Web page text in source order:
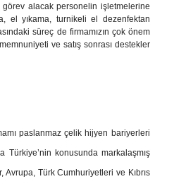
görev alacak personelin işletmelerine
el yıkama, turnikeli el dezenfektan
süreç de firmamızın çok önem
ve satış sonrası destekler
paslanmaz çelik hijyen bariyerleri
Türkiye’nin konusunda markalaşmış
Avrupa, Türk Cumhuriyetleri ve Kıbrıs